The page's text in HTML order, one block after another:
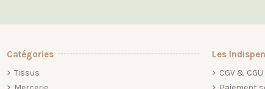
Catégories
Tissus
Les
CGV &